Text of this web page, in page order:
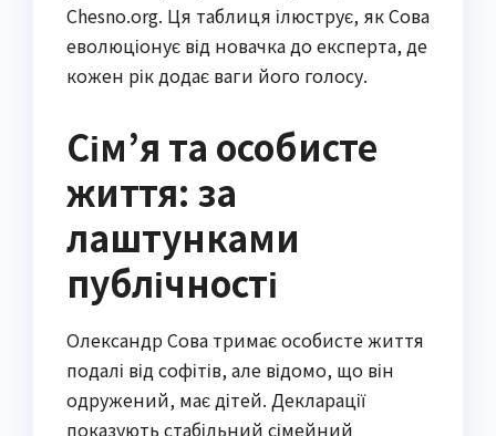
Chesno.org. Ця таблиця ілюструє, як Сова
еволюціонує від новачка до експерта, де
кожен рік додає ваги його голосу.
Сім’я та особисте
життя: за
лаштунками
публічності
Олександр Сова тримає особисте життя
подалі від софітів, але відомо, що він
одружений, має дітей. Декларації
показують стабільний сімейний